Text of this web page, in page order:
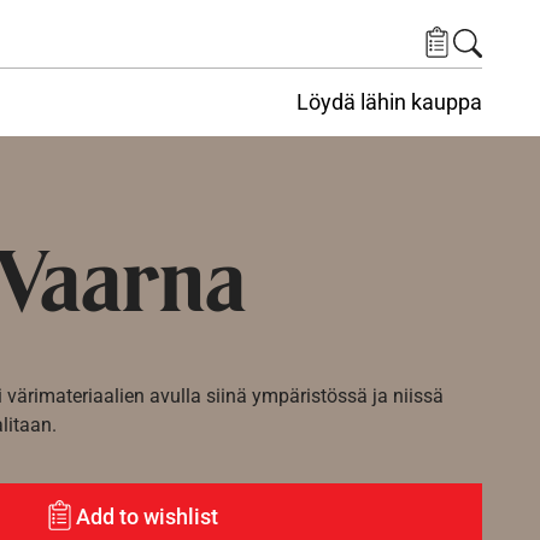
Löydä lähin kauppa
avulla siinä ympäristössä ja niissä
Add to wishlist